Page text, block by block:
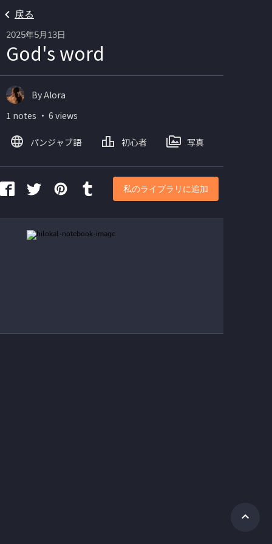
戻る
2025年5月13日
God's word
By Alora
1 notes ・ 6 views
パンジャブ語 初心者 写真
私のライブラリに追加